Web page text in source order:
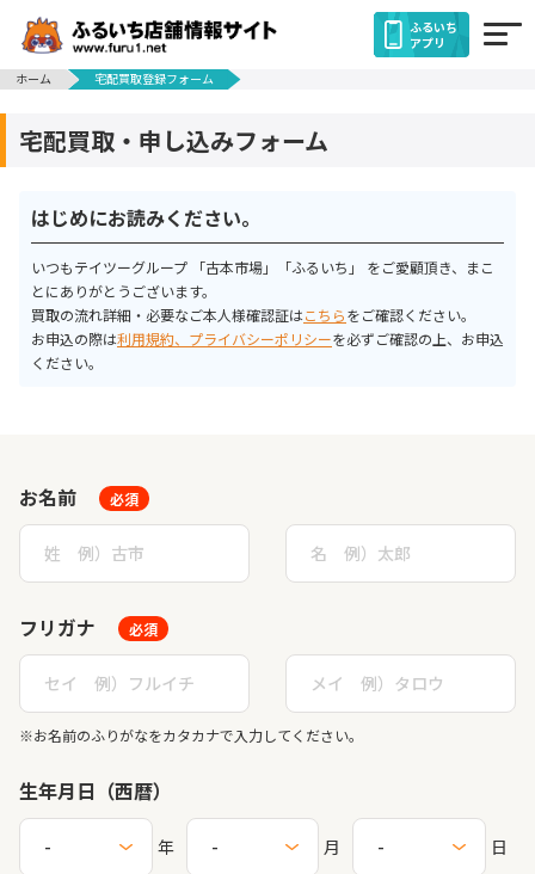
ふるいち
アプリ
ホーム
宅配買取登録フォーム
宅配買取・申し込みフォーム
はじめにお読みください。
いつもテイツーグループ 「古本市場」「ふるいち」 をご愛顧頂き、まこ
とにありがとうございます。
買取の流れ詳細・必要なご本人様確認証はこちらをご確認ください。
お申込の際は利用規約、プライバシーポリシーを必ずご確認の上、お申込
ください。
お名前 必須
フリガナ 必須
※お名前のふりがなをカタカナで入力してください。
生年月日（西暦）
年 月 日